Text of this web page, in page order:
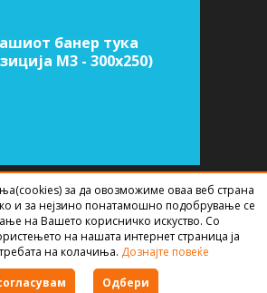
банер тука
M3 - 300х250)
ЗА НЕДВИЖНИНИ ИЗРАБОТЕН ОД
BEST NET
STUDIO2026
за користење
за да овозможиме оваа веб страна
и за нејзино понатамошно подобрување се
на Вашето корисничко искуство. Со
на нашата интернет страница ја
на колачиња. Дознајте повеќе
Одбери